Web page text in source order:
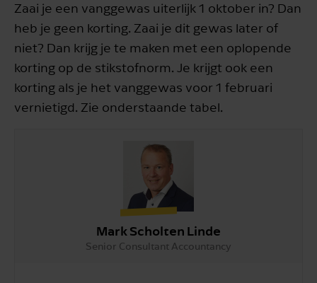
Zaai je een vanggewas uiterlijk 1 oktober in? Dan
heb je geen korting. Zaai je dit gewas later of
niet? Dan krijg je te maken met een oplopende
korting op de stikstofnorm. Je krijgt ook een
korting als je het vanggewas voor 1 februari
vernietigd. Zie onderstaande tabel.
Mark Scholten Linde
Senior Consultant Accountancy